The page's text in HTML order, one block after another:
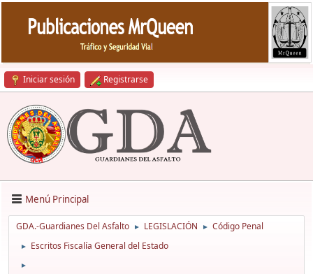
Iniciar sesión Registrarse
Menú Principal
GDA.-Guardianes Del Asfalto ► LEGISLACIÓN ► Código Penal
► Escritos Fiscalía General del Estado
►